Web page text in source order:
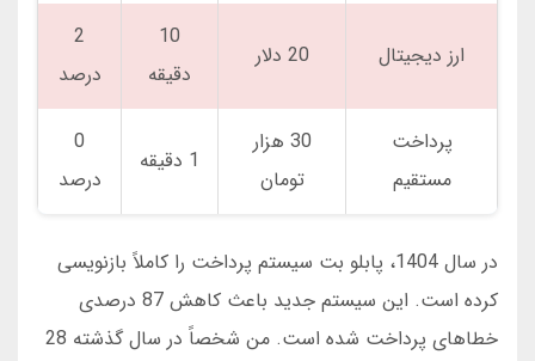
ارز دیجیتال 20 دلار
10
دقیقه
2
درصد
پرداخت
مستقیم
30 هزار
تومان
1 دقیقه
0
درصد
در سال 1404، پابلو بت سیستم پرداخت را کاملاً بازنویسی
کرده است. این سیستم جدید باعث کاهش 87 درصدی
خطاهای پرداخت شده است. من شخصاً در سال گذشته 28